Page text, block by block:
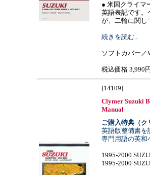
● 米国クライマ
英語表記です。
が、二輪に関し
続きを読む..
ソフトカバー／
税込価格 3,990
[14109]
Clymer Suzuki
Manual
ご購入特典（ク
英語版整備書を
専門用語の英和
1995-2000
1995-2000